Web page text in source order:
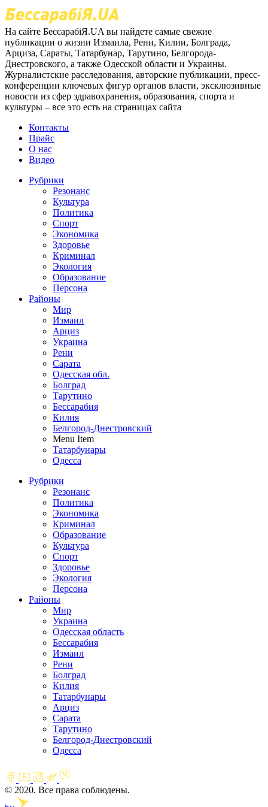
На сайте БессарабіЯ.UA вы найдете самые свежие
публикации о жизни Измаила, Рени, Килии, Болграда,
Арциза, Сараты, Татарбунар, Тарутино, Белгорода-
Днестровского, а также Одесской области и Украины.
Журналистские расследования, авторские публикации, пресс-
конференции ключевых фигур органов власти, эксклюзивные
новости из сфер здравохранения, образования, спорта и
культуры – все это есть на страницах сайта
Контакты
Прайс
О нас
Видео
Рубрики
Резонанс
Культура
Политика
Спорт
Экономика
Здоровье
Криминал
Экология
Образование
Персона
Районы
Мир
Измаил
Арциз
Украина
Рени
Сарата
Одесская обл.
Болград
Тарутино
Бессарабия
Килия
Белгород-Днестровский
Menu Item
Татарбунары
Одесса
Рубрики
Резонанс
Политика
Экономика
Криминал
Образование
Культура
Спорт
Здоровье
Экология
Персона
Районы
Мир
Украина
Одесская область
Бессарабия
Измаил
Рени
Болград
Килия
Татарбунары
Арциз
Сарата
Тарутино
Белгород-Днестровский
Одесса
© 2020. Все права соблюдены.